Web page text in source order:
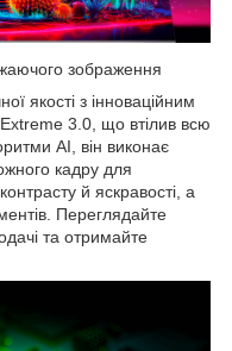
зображення
якості з інноваційним
3.0, що втілив всю
AI, він виконає
кадру для
й яскравості, а
Переглядайте
та отримайте